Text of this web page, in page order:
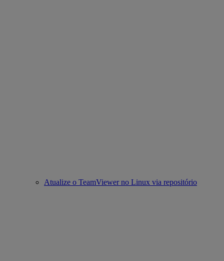
Atualize o TeamViewer no Linux via repositório